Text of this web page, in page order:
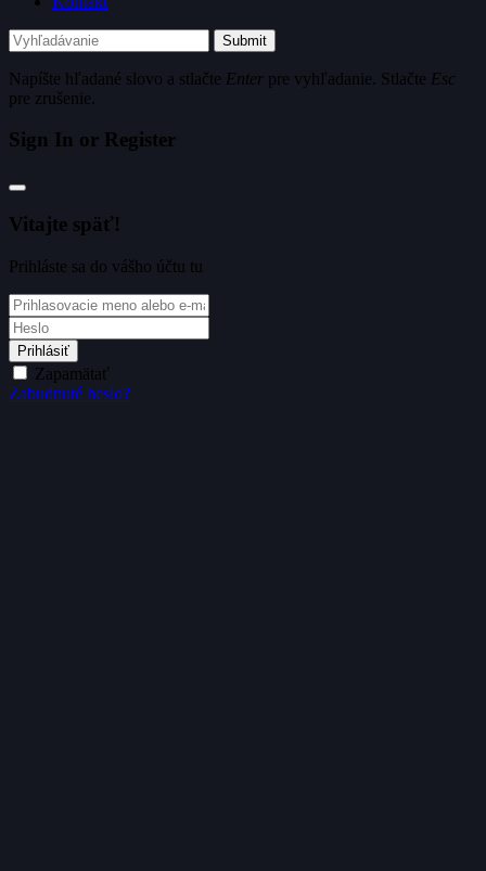
Submit
Napíšte hľadané slovo a stlačte Enter pre vyhľadanie. Stlačte Esc
pre zrušenie.
Sign In or Register
Vitajte späť!
Prihláste sa do vášho účtu tu
Prihlásiť
Zapamätať
Zabudnuté heslo?